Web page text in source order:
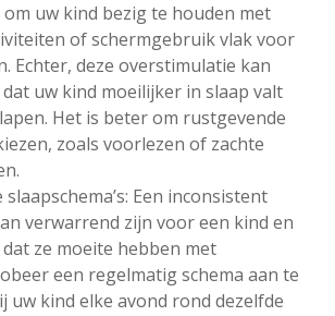
uw kind bezig te houden met
of schermgebruik vlak voor
Echter, deze overstimulatie kan
uw kind moeilijker in slaap valt
Het is beter om rustgevende
zoals voorlezen of zachte
Een inconsistent
verwarrend zijn voor een kind en
ze moeite hebben met
een regelmatig schema aan te
uw kind elke avond rond dezelfde